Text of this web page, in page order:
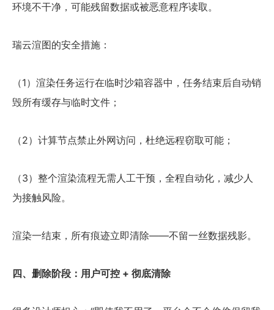
环境不干净，可能残留数据或被恶意程序读取。
瑞云渲图的安全措施：
（1）渲染任务运行在临时沙箱容器中，任务结束后自动销
毁所有缓存与临时文件；
（2）计算节点禁止外网访问，杜绝远程窃取可能；
（3）整个渲染流程无需人工干预，全程自动化，减少人
为接触风险。
渲染一结束，所有痕迹立即清除——不留一丝数据残影。
四、删除阶段：用户可控 + 彻底清除